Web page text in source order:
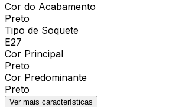
Cor do Acabamento
Preto
Tipo de Soquete
E27
Cor Principal
Preto
Cor Predominante
Preto
Ver mais características